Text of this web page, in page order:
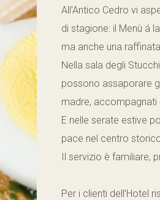
All’Antico Cedro vi
di stagione: il Menù á
ma anche una
Nella sala degli
possono assaporare
madre, accompagnati
E nelle serate estive
pace nel centro
Il servizio è familiare,
Per i clienti dell’Hotel